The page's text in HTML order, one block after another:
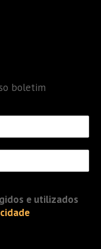
boletim
e utilizados